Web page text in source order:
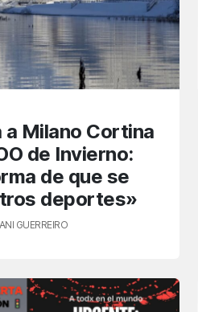
a Milano Cortina
de Invierno:
de que se
deportes»
GUERREIRO